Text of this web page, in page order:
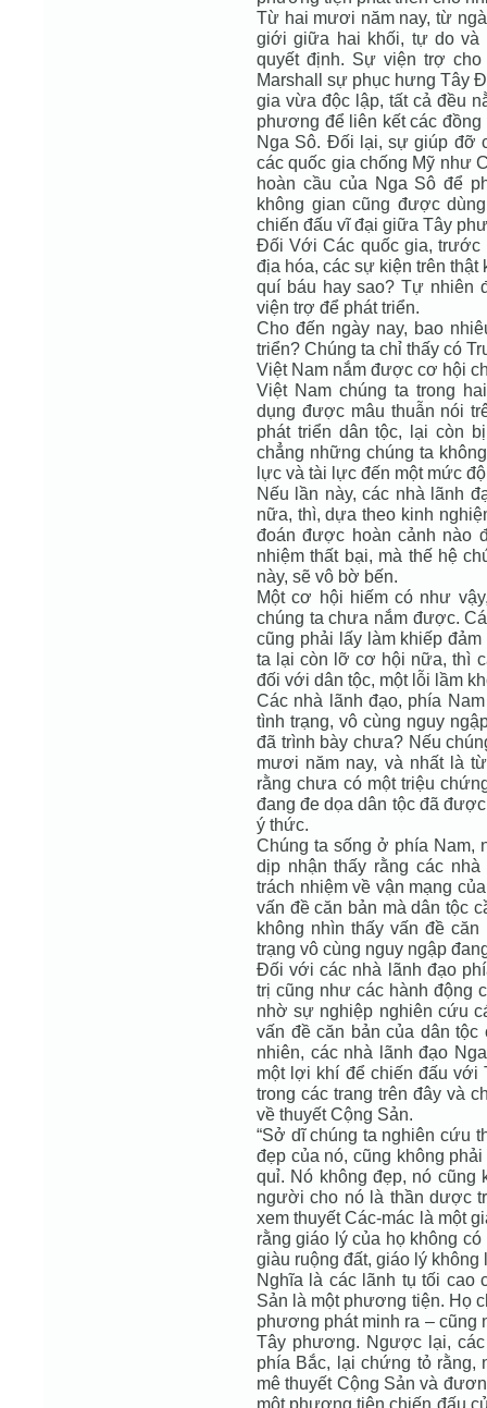
Từ hai mươi năm nay, từ
giới giữa hai khối, tự do và
quyết định. Sự viện trợ
Marshall sự phục hưng Tây
gia vừa độc lập, tất cả đều
phương để liên kết các
Nga Sô. Đối lại, sự giúp đỡ
các quốc gia chống Mỹ như
hoàn cầu của Nga Sô để
không gian cũng được
chiến đấu vĩ đại giữa Tây
Đối Với Các quốc gia, trước
địa hóa, các sự kiện trên thật
quí báu hay sao? Tự nhiên
viện trợ để phát triển.
Cho đến ngày nay, bao
triển? Chúng ta chỉ thấy có
Việt Nam nắm được cơ hội
Việt Nam chúng ta trong
dụng được mâu thuẫn nói
phát triển dân tộc, lại còn
chẳng những chúng ta
lực và tài lực đến một mức
Nếu lần này, các nhà lãnh
nữa, thì, dựa theo kinh
đoán được hoàn cảnh nào
nhiệm thất bại, mà thế hệ
này, sẽ vô bờ bến.
Một cơ hội hiếm có như
chúng ta chưa nắm được.
cũng phải lấy làm khiếp
ta lại còn lỡ cơ hội nữa, thì
đối với dân tộc, một lỗi lầm
Các nhà lãnh đạo, phía
tình trạng, vô cùng nguy
đã trình bày chưa? Nếu
mươi năm nay, và nhất là
rằng chưa có một triệu
đang đe dọa dân tộc đã
ý thức.
Chúng ta sống ở phía Nam,
dịp nhận thấy rằng các
trách nhiệm về vận mạng
vấn đề căn bản mà dân tộc
không nhìn thấy vấn đề
trạng vô cùng nguy ngập
Đối với các nhà lãnh đạo
trị cũng như các hành động
nhờ sự nghiệp nghiên cứu
vấn đề căn bản của dân
nhiên, các nhà lãnh đạo
một lợi khí để chiến đấu với
trong các trang trên đây và
về thuyết Cộng Sản.
“Sở dĩ chúng ta nghiên cứu
đẹp của nó, cũng không
quỉ. Nó không đẹp, nó cũng
người cho nó là thần dược
xem thuyết Các-mác là một
rằng giáo lý của họ không
giàu ruộng đất, giáo lý không
Nghĩa là các lãnh tụ tối cao
Sản là một phương tiện. Họ
phương phát minh ra – cũng
Tây phương. Ngược lại,
phía Bắc, lại chứng tỏ
mê thuyết Cộng Sản và
một phương tiện chiến đấu